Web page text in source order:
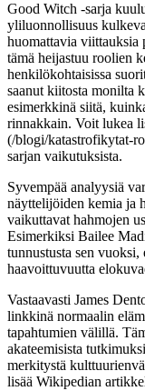
Good Witch -sarja
yliluonnollisuus
huomattavia viittauksia
tämä heijastuu roolien
henkilökohtaisissa
saanut kiitosta monilta
esimerkkinä siitä,
rinnakkain. Voit lukea
(/blogi/katastrofikytat-
sarjan vaikutuksista.
Syvempää analyysiä
näyttelijöiden kemia ja
vaikuttavat hahmojen
Esimerkiksi Bailee
tunnustusta sen
haavoittuvuutta
Vastaavasti James
linkkinä normaalin
tapahtumien välillä.
akateemisista
merkitystä
lisää Wikipedian